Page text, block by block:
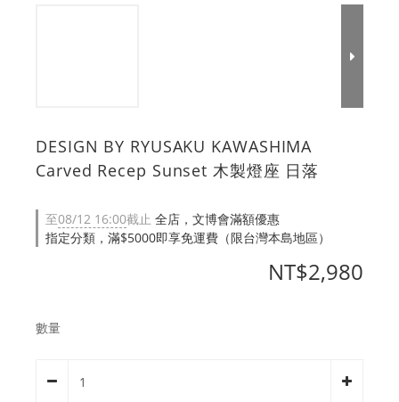
DESIGN BY RYUSAKU KAWASHIMA
Carved Recep Sunset 木製燈座 日落
至08/12 16:00截止 全店，文博會滿額優惠
指定分類，滿$5000即享免運費（限台灣本島地區）
NT$2,980
數量